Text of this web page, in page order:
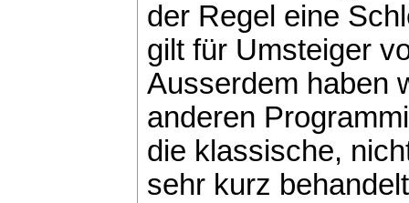
der Regel eine
gilt für Umsteiger
Ausserdem haben
anderen
die klassische,
sehr kurz behandelt